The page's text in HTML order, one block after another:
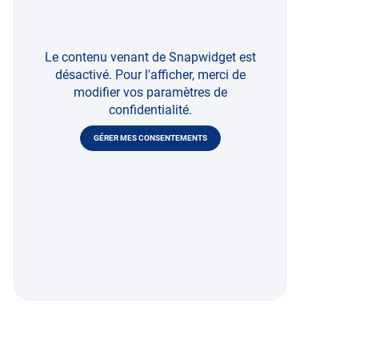
Le contenu venant de Snapwidget est
désactivé. Pour l'afficher, merci de
modifier vos paramètres de
confidentialité.
GÉRER MES CONSENTEMENTS